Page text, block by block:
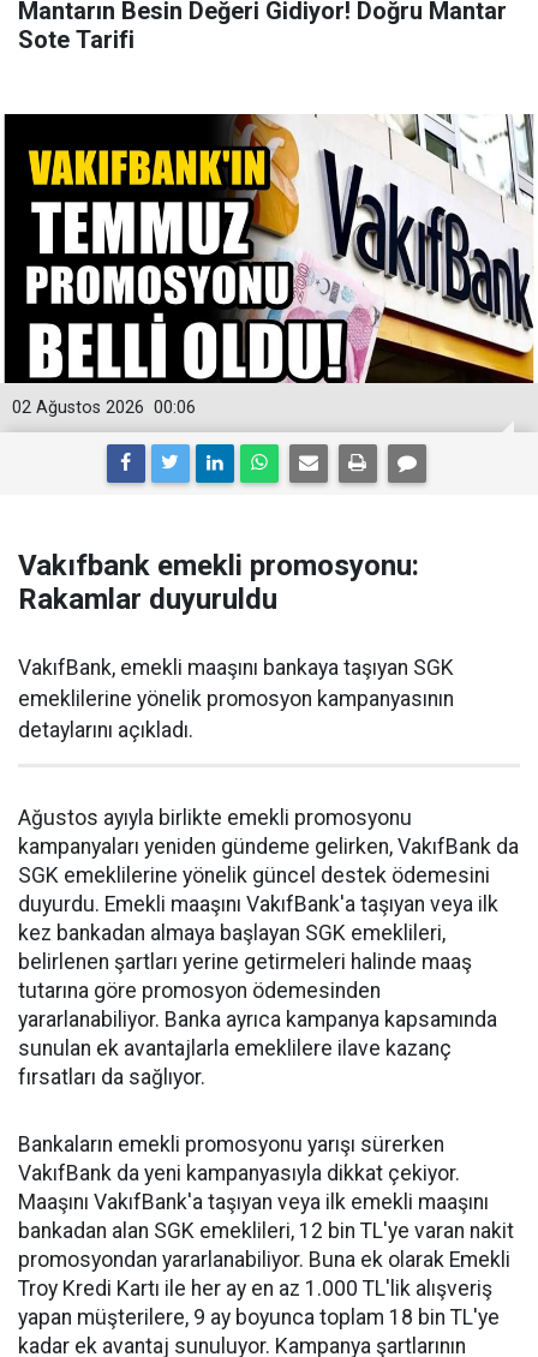
Mantarın Besin Değeri Gidiyor! Doğru Mantar
Sote Tarifi
00:06
02 Ağustos 2026
Vakıfbank emekli promosyonu:
Rakamlar duyuruldu
VakıfBank, emekli maaşını bankaya taşıyan SGK
emeklilerine yönelik promosyon kampanyasının
detaylarını açıkladı.
Ağustos ayıyla birlikte emekli promosyonu
kampanyaları yeniden gündeme gelirken, VakıfBank da
SGK emeklilerine yönelik güncel destek ödemesini
duyurdu. Emekli maaşını VakıfBank'a taşıyan veya ilk
kez bankadan almaya başlayan SGK emeklileri,
belirlenen şartları yerine getirmeleri halinde maaş
tutarına göre promosyon ödemesinden
yararlanabiliyor. Banka ayrıca kampanya kapsamında
sunulan ek avantajlarla emeklilere ilave kazanç
fırsatları da sağlıyor.
Bankaların emekli promosyonu yarışı sürerken
VakıfBank da yeni kampanyasıyla dikkat çekiyor.
Maaşını VakıfBank'a taşıyan veya ilk emekli maaşını
bankadan alan SGK emeklileri, 12 bin TL'ye varan nakit
promosyondan yararlanabiliyor. Buna ek olarak Emekli
Troy Kredi Kartı ile her ay en az 1.000 TL'lik alışveriş
yapan müşterilere, 9 ay boyunca toplam 18 bin TL'ye
kadar ek avantaj sunuluyor. Kampanya şartlarının